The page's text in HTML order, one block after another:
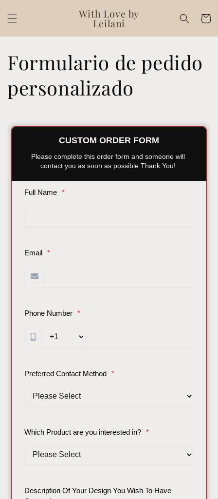
al contenido
With Love by
Leilani Carrito
Formulario de pedido
personalizado